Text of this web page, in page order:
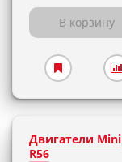
В корзину
Двигатели Mini
R56